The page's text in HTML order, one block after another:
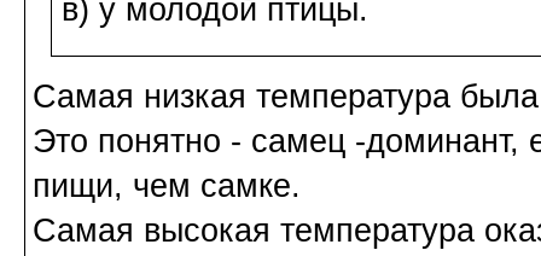
в) у молодой птицы.
Самая низкая температура
Это понятно - самец -доминант,
пищи, чем самке.
Самая высокая температура